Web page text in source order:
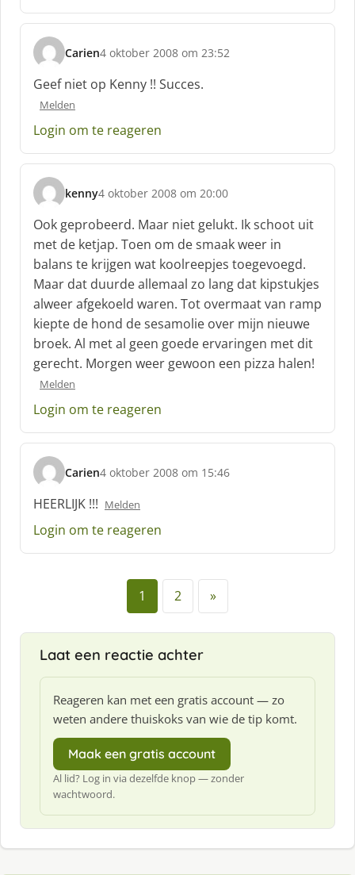
e
f
:
Carien
s
c
h
e
f
4 oktober 2008 om 23:52
Geef niet op Kenny !! Succes.
Melden
Login om te reageren
kenny
s
c
h
r
e
e
f
:
4 oktober 2008 om 20:00
Ook geprobeerd. Maar niet gelukt. Ik schoot uit
met de ketjap. Toen om de smaak weer in
balans te krijgen wat koolreepjes toegevoegd.
Maar dat duurde allemaal zo lang dat kipstukjes
alweer afgekoeld waren. Tot overmaat van ramp
kiepte de hond de sesamolie over mijn nieuwe
broek. Al met al geen goede ervaringen met dit
gerecht. Morgen weer gewoon een pizza halen!
Melden
Login om te reageren
Carien
s
c
h
r
4 oktober 2008 om 15:46
HEERLIJK !!! Melden
Login om te reageren
1 2 »
Laat een reactie achter
Reageren kan met een gratis account — zo
weten andere thuiskoks van wie de tip komt.
Maak een gratis account
Al lid? Log in via dezelfde knop — zonder
wachtwoord.